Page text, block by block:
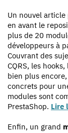
Un nouvel
en avant le
plus de 20
développeurs à
Couvrant des
CQRS, les
bien plus
concrets pour
modules sont
PrestaShop. Lire
Enfin, un grand